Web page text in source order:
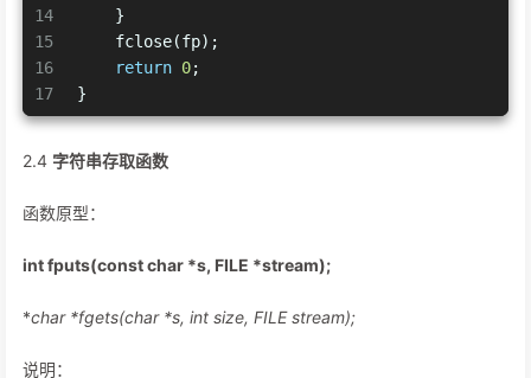
14
15
16
17
    }
    fclose(fp);
return 0;
}
2.4 字符串存取函数
函数原型：
int fputs(const char *s, FILE *stream);
*char *fgets(char *s, int size, FILEstream);
说明：